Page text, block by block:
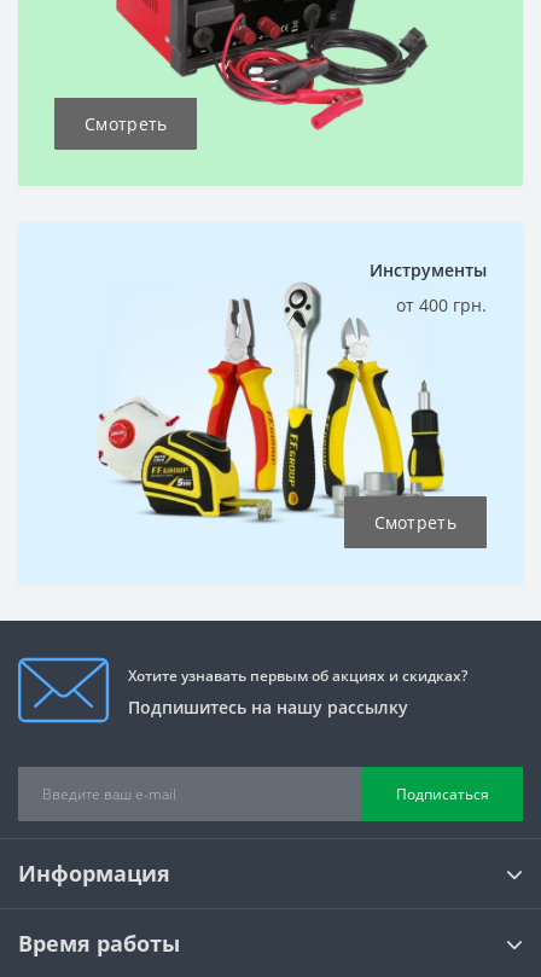
Смотреть
Инструменты
от 400 грн.
Смотреть
Хотите узнавать первым об акциях и скидках?
Подпишитесь на нашу рассылку
Подписаться
Информация
Время работы